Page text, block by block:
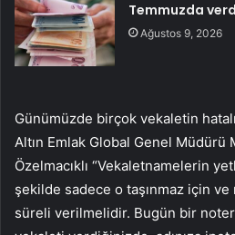
Temmuzda
Ağustos 9, 2026
Günümüzde birçok vekaletin
Altın Emlak Global Genel Müdürü
Özelmacıklı “Vekaletnamelerin
şekilde sadece o taşınmaz için
süreli verilmelidir. Bugün bir